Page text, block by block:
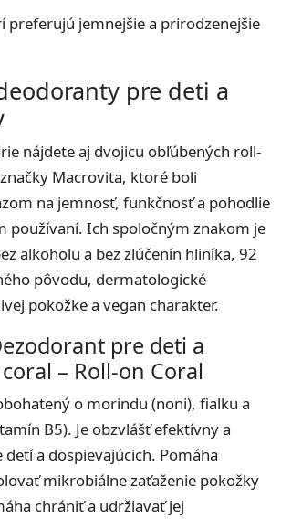
preferujú jemnejšie a prirodzenejšie
pre deti a
nájdete aj dvojicu obľúbených roll-
Macrovita, ktoré boli
na jemnosť, funkčnosť a pohodlie
používaní. Ich spoločným znakom je
alkoholu a bez zlúčenín hliníka, 92
pôvodu, dermatologické
pokožke a vegan charakter.
pre deti a
– Roll-on Coral
o morindu (noni), fialku a
B5). Je obzvlášť efektívny a
a dospievajúcich. Pomáha
mikrobiálne zaťaženie pokožky
chrániť a udržiavať jej